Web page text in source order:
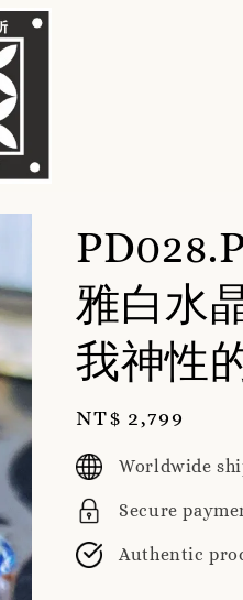
雅白水
我神性
Regular
price
NT$ 2,799
Worldwide
Secure
Authentic